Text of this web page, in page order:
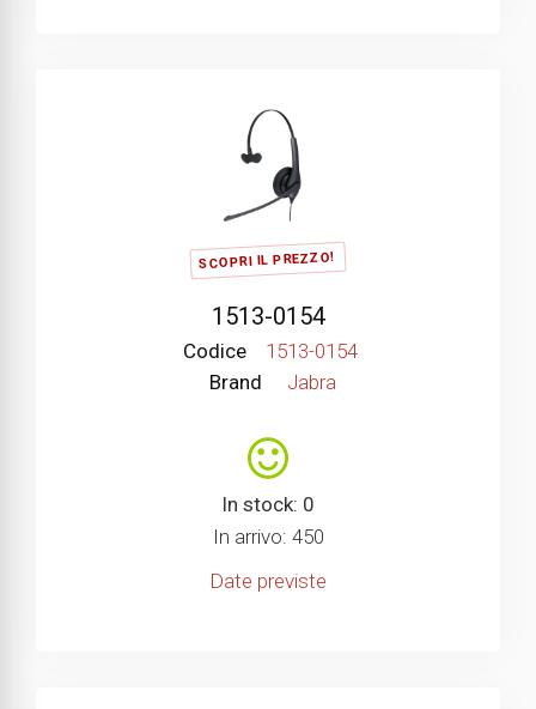
SCOPRI IL PREZZO!
1513-0154
Codice
1513-0154
Brand
Jabra
In stock: 0
In arrivo: 450
Date previste